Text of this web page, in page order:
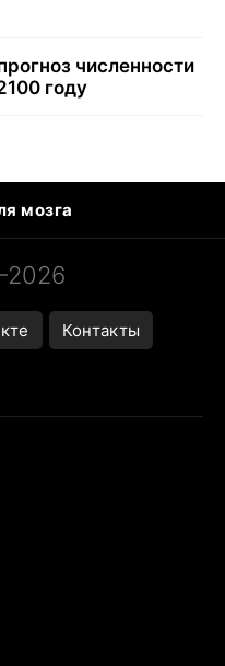
численности
году
мозга
Контакты